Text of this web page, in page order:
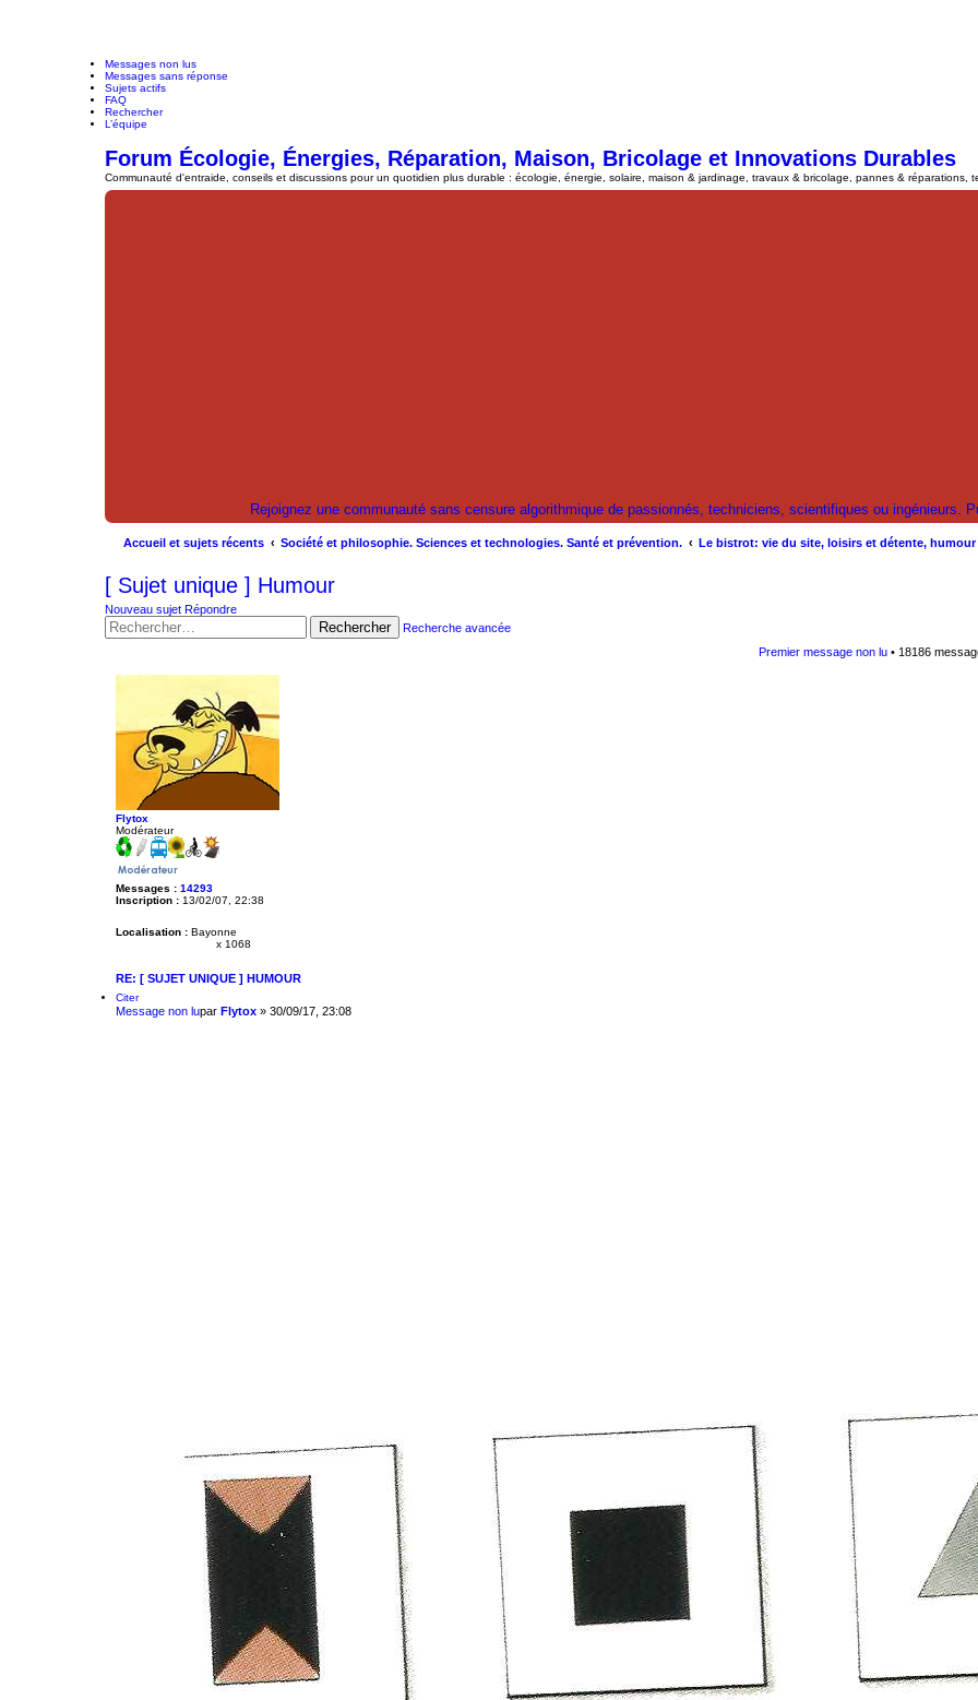
Messages non lus
Messages sans réponse
Sujets actifs
FAQ
Rechercher
L’équipe
Forum Écologie, Énergies, Réparation, Maison, Bricolage et Innovations Durables
Communauté d'entraide, conseils et discussions pour un quotidien plus durable : écologie, énergie, solaire, maison & jardinage, travaux & bricolage, pannes & réparations,
Rejoignez une communauté sans censure algorithmique de passionnés, techniciens, scientifiques ou ingénieurs.
Accueil et sujets récents Société et philosophie. Sciences et technologies. Santé et prévention. Le bistrot: vie du site, loisirs et détente,
[ Sujet unique ] Humour
Nouveau sujet Répondre
Rechercher
Recherche avancée
Premier message non lu • 18186
Flytox
Modérateur
Messages : 14293
Inscription : 13/02/07, 22:38
Localisation : Bayonne
x 1068
RE: [ SUJET UNIQUE ] HUMOUR
Citer
Message non lupar Flytox » 30/09/17, 23:08